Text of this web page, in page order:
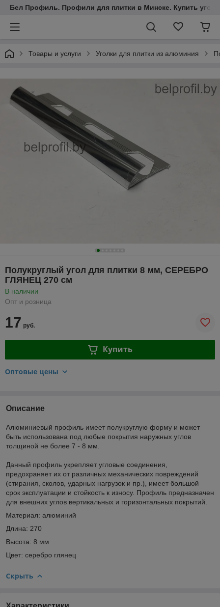
Бел Профиль. Профили для плитки в Минске. Купить
Товары и услуги Уголки для плитки из алюминия
Полукруглый угол для плитки 8 мм, СЕРЕБРО
ГЛЯНЕЦ 270 см
В наличии
Опт и розница
17 руб.
Купить
Оптовые цены
Описание
Алюминиевый профиль имеет полукруглую форму и может
быть использована под любые покрытия наружных углов
толщиной не более 7 - 8 мм.
Данный профиль укрепляет угловые соединения,
предохраняет их от различных механических повреждений
(стирания, сколов, ударных нагрузок и пр.), имеет большой
срок эксплуатации и стойкость к износу. Профиль предназначен
для внешних углов вертикальных и горизонтальных покрытий.
Материал: алюминий
Длина: 270
Высота: 8 мм
Цвет: серебро глянец
Скрыть